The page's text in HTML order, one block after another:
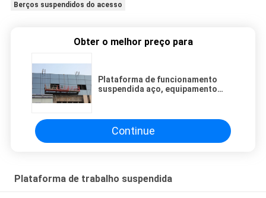
Berços suspendidos do acesso
Obter o melhor preço para
Plataforma de funcionamento
suspendida aço, equipamento
Continue
Plataforma de trabalho suspendida